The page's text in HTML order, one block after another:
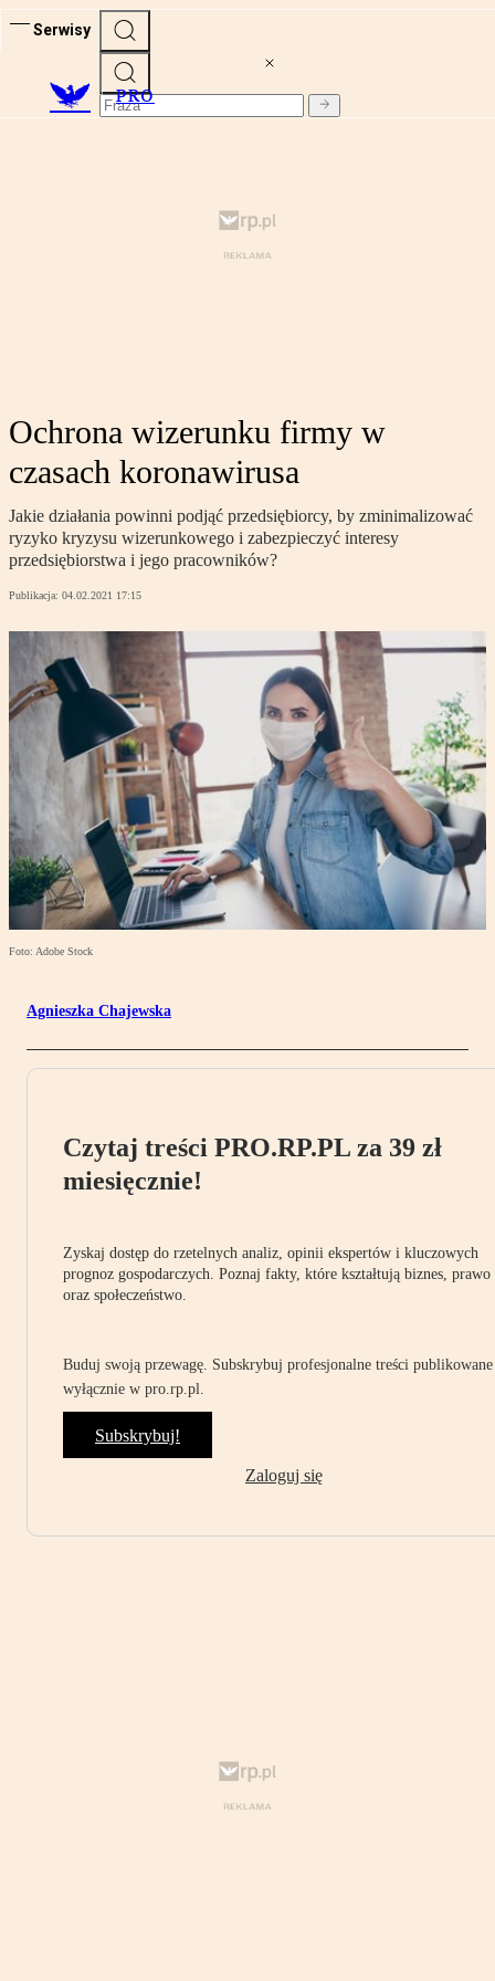
Serwisy
PRO
Ochrona wizerunku firmy w
czasach koronawirusa
Jakie działania powinni podjąć przedsiębiorcy, by zminimalizować
ryzyko kryzysu wizerunkowego i zabezpieczyć interesy
przedsiębiorstwa i jego pracowników?
Publikacja: 04.02.2021 17:15
Foto: Adobe Stock
Agnieszka Chajewska
Czytaj treści PRO.RP.PL za 39 zł
miesięcznie!
Zyskaj dostęp do rzetelnych analiz, opinii ekspertów i kluczowych
prognoz gospodarczych. Poznaj fakty, które kształtują biznes, prawo
oraz społeczeństwo.
Buduj swoją przewagę. Subskrybuj profesjonalne treści publikowane
wyłącznie w pro.rp.pl.
Subskrybuj!
Zaloguj się